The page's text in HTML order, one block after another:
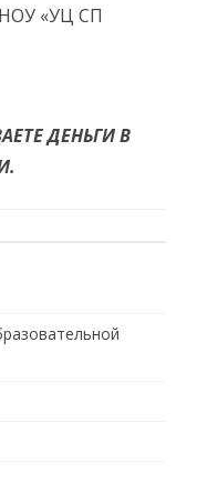
«УЦ СП
ДЕНЬГИ В